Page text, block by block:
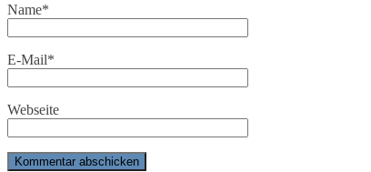
Name*
E-Mail*
Webseite